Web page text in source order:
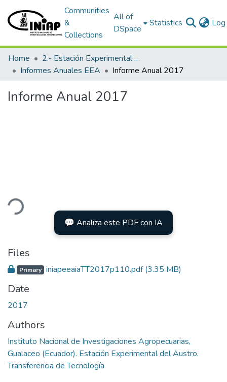
Communities
&
Collections
All of
DSpace
Statistics
Home
2.- Estación Experimental Austro
Informes Anuales EEA
Informe Anual 2017
Informe Anual 2017
💬 Analiza este PDF con IA
Files
Primary iniapeeaiaTT2017p110.pdf(3.35 MB)
Date
2017
Authors
Instituto Nacional de Investigaciones Agropecuarias,
Gualaceo (Ecuador). Estación Experimental del Austro.
Transferencia de Tecnología